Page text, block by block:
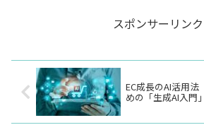
スポンサーリンク
EC成長のAI活用
めの「生成AI入門」